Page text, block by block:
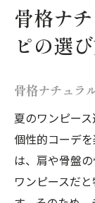
骨格ナ
ピの選
骨格ナチュラ
夏のワンピー
個性的コーデ
は、肩や骨盤
ワンピースだ